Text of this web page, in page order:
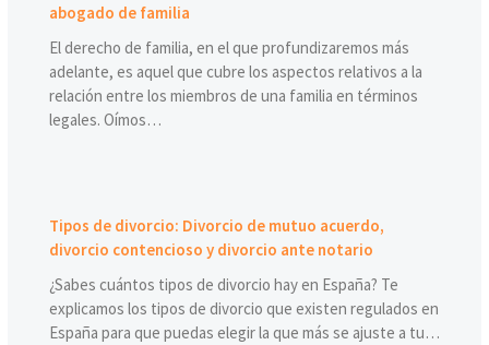
abogado de familia
El derecho de familia, en el que profundizaremos más
adelante, es aquel que cubre los aspectos relativos a la
relación entre los miembros de una familia en términos
legales. Oímos…
Tipos de divorcio: Divorcio de mutuo acuerdo,
divorcio contencioso y divorcio ante notario
¿Sabes cuántos tipos de divorcio hay en España? Te
explicamos los tipos de divorcio que existen regulados en
España para que puedas elegir la que más se ajuste a tu…